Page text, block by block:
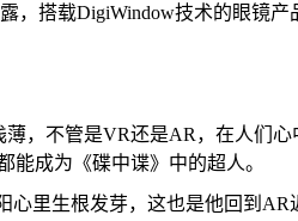
搭载DigiWindow技术的眼镜产
，不管是VR还是AR，在人们
成为《碟中谍》中的超人。
里生根发芽，这也是他回到AR